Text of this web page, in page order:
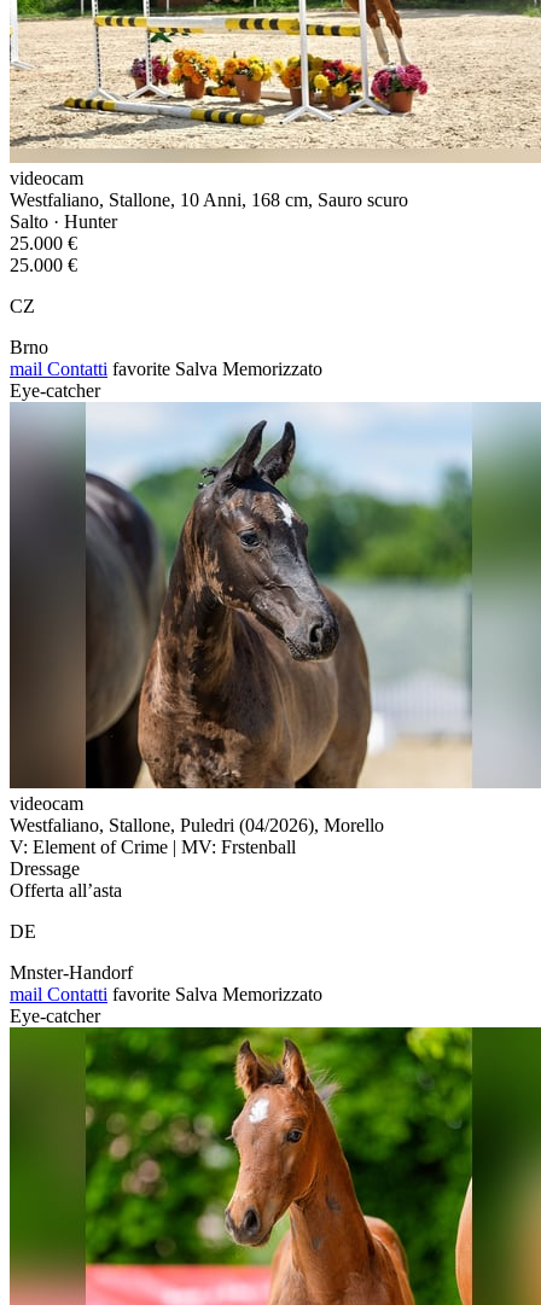
videocam
Westfaliano, Stallone, 10 Anni, 168 cm, Sauro scuro
Salto · Hunter
25.000 €
25.000 €
CZ
Brno
mail Contatti favorite Salva Memorizzato
Eye-catcher
videocam
Westfaliano, Stallone, Puledri (04/2026), Morello
V: Element of Crime | MV: Frstenball
Dressage
Offerta all’asta
DE
Mnster-Handorf
mail Contatti favorite Salva Memorizzato
Eye-catcher